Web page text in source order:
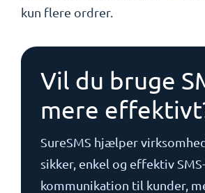
kun flere ordrer.
Vil du bruge
mere
SureSMS hjælper
sikker, enkel og effektiv SMS-
kommunikation til kunder,